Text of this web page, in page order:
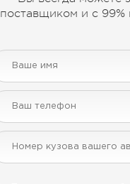
поставщиком и с 99%